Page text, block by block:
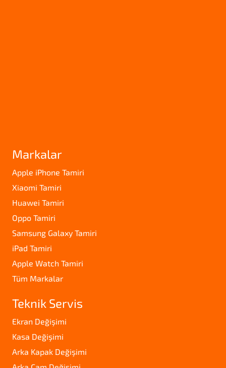
Markalar
Apple iPhone Tamiri
Xiaomi Tamiri
Huawei Tamiri
Oppo Tamiri
Samsung Galaxy Tamiri
iPad Tamiri
Apple Watch Tamiri
Tüm Markalar
Teknik Servis
Ekran Değişimi
Kasa Değişimi
Arka Kapak Değişimi